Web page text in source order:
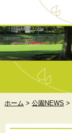
ホーム > 公園NEWS >